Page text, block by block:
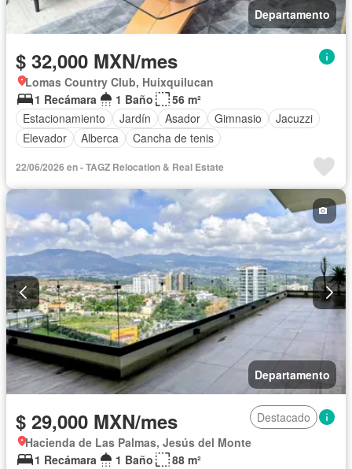
Departamento
$ 32,000 MXN/mes
Lomas Country Club, Huixquilucan
1 Recámara
1 Baño
56 m²
Estacionamiento
Jardín Asador Gimnasio
Jacuzzi
Elevador
Alberca Cancha de tenis
22/06/2026 en - TAGZ Relocation & Real Estate
Departamento
$ 29,000 MXN/mes
Destacado
Hacienda de Las Palmas, Jesús del Monte
1 Recámara
1 Baño
88 m²